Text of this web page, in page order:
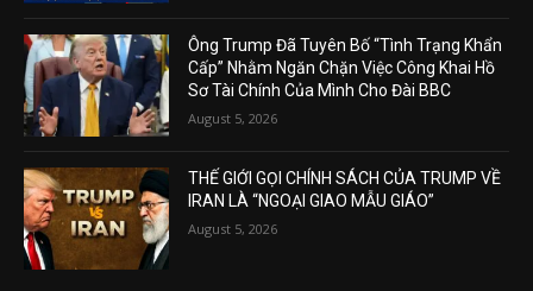
Ông Trump Đã Tuyên Bố “Tình Trạng Khẩn
Cấp” Nhằm Ngăn Chặn Việc Công Khai Hồ
Sơ Tài Chính Của Mình Cho Đài BBC
August 5, 2026
THẾ GIỚI GỌI CHÍNH SÁCH CỦA TRUMP VỀ
IRAN LÀ “NGOẠI GIAO MẪU GIÁO”
August 5, 2026